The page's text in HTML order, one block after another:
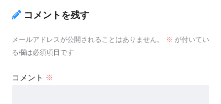
コメントを残す
メールアドレスが公開されることはありません。 ※ が付いてい
る欄は必須項目です
コメント ※